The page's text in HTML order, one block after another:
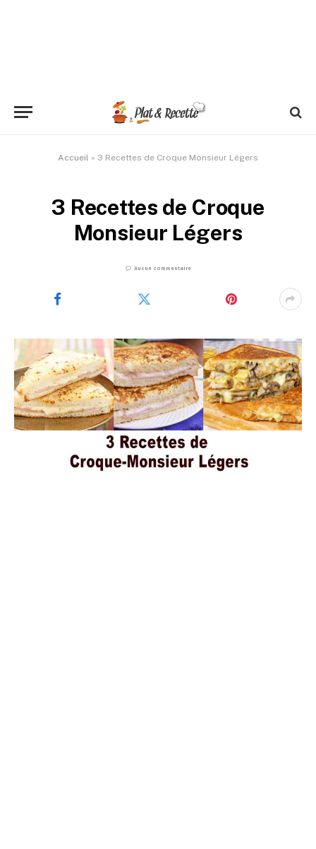
Accueil » 3 Recettes de Croque Monsieur Légers
3 Recettes de Croque
Monsieur Légers
Aucun commentaire